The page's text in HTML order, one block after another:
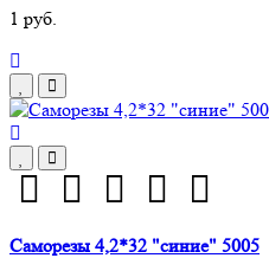
1 руб.
Саморезы 4,2*32 "синие" 5005